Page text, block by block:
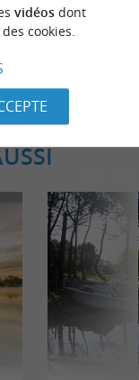
4,2 km -
vidéosdont
cookies.